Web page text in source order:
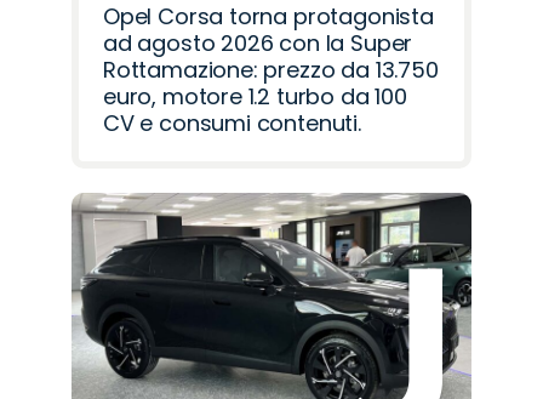
Opel Corsa torna protagonista
ad agosto 2026 con la Super
Rottamazione: prezzo da 13.750
euro, motore 1.2 turbo da 100
CV e consumi contenuti.